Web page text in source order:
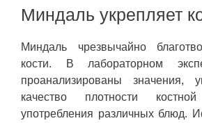
Миндаль укрепляет
Миндаль чрезвычайно
кости. В лабораторном
проанализированы значения,
качество плотности
употребления различных блюд.